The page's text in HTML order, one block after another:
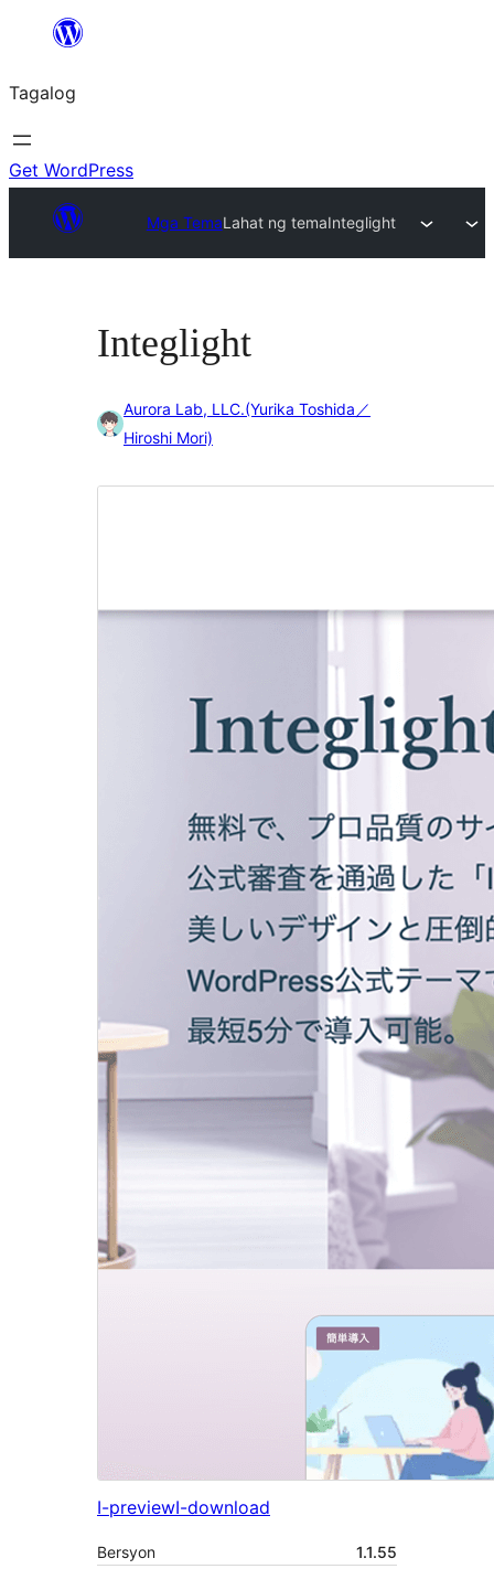
Lumaktaw
sa
content
Tagalog
Get WordPress
Mga TemaLahat ng temaInteglight
Integlight
Aurora Lab, LLC.(Yurika Toshida／
Hiroshi Mori)
I-previewI-download
Bersyon
1.1.55